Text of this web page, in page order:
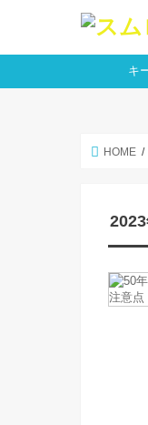
キ
HOME
2023